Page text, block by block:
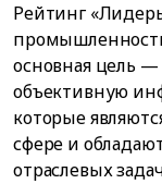
Рейтинг
основная цель
объективную
которые
сфере и
отраслевых